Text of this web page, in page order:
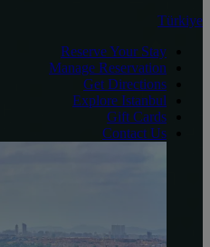
Türkiye
Reserve Your Stay
Manage Reservation
Get Directions
Explore Istanbul
Gift Cards
Contact Us